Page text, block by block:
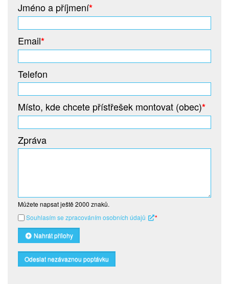
Jméno a příjmení*
Email*
Telefon
Místo, kde chcete přístřešek montovat (obec)*
Zpráva
Můžete napsat ještě2000 znaků.
Souhlasím se zpracováním osobních údajů
*
Nahrát přílohy
Odeslat nezávaznou poptávku